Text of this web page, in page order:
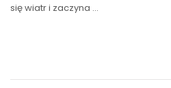
się wiatr i zaczyna …